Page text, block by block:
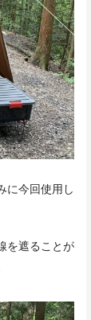
に今回使用し
を遮ることが